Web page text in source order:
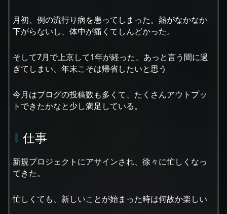
月初、例の流行り病を患ってしまった。熱がなかなか
下がらないし、体中が痛くてしんどかった。
そして7月で上京して1年が経った、あっと言う間に過
ぎてしまい、年末こそは帰省したいと思う
今月はブログの投稿数も多くて、たくさんアウトプッ
トできたかなと少し満足している。
仕事
新規プロジェクトにアサインされ、徐々に忙しくなっ
てきた。
忙しくても、新しいことが始まった時は何故か楽しい